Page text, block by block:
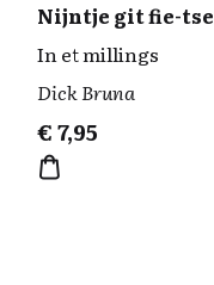
Nijntje git fie-tse
In et millings
Dick Bruna
€7,95